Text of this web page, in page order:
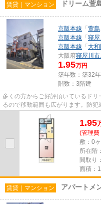
賃貸｜マンション ドリーム萱
京阪本線 「 萱島
京阪本線 「 寝
京阪本線 「 大和
大阪府寝屋川市
1.95万円
築年数：築32年
階数：3階建
多くの方からご好評頂いているド
るので移動範囲も広がります。防
す。駅まで歩いて13分ほどの、...
1.95
(管理費
敷：0
所在階
間取り
面積：
賃貸｜マンション アパートメ